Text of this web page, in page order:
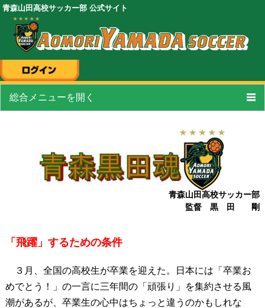
青森山田高校サッカー部 公式サイト
総合メニューを開く
スタッフ紹介
OBの活躍・進路
青森黒田魂
青森山田高校サッカー部
監督 黒 田 剛
「飛躍」するための条件
３月、全国の高校生が卒業を迎えた。日本には「卒業お
めでとう！」の一言に三年間の「頑張り」を集約させる風
潮があるが、卒業生の心中はちょっと違うのかもしれな